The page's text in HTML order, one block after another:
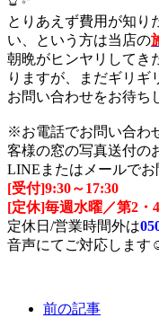
とりあえず費用が知り
い、という方は当店の
朝晩がヒンヤリしてき
りますが、まだギリ
お問い合わせをお待ち
※お電話でお問い合わ
客様の窓の写真送付の
LINEまたはメールで
[受付]9:30～17:30
[定休]毎週水曜／第2・
定休日/営業時間外は
音声にてご対応します
前の記事